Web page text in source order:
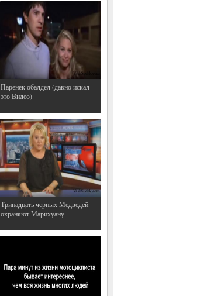
Паренек обалдел (давно искал
это Видео)
Тринадцать черных Медведей
охраняют Марихуану